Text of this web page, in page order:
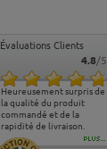
Évaluations Clients
4.8/5
Heureusement surpris de
la qualité du produit
commandé et de la
rapidité de livraison.
PLUS...